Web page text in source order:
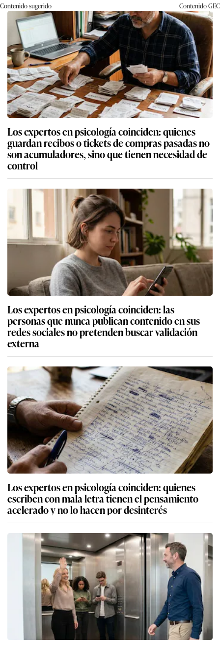
Contenido sugerido ContenidoGEC
Los expertos en psicología coinciden: quienes
guardan recibos o tickets de compras pasadas no
son acumuladores, sino que tienen necesidad de
control
Los expertos en psicología coinciden: las
personas que nunca publican contenido en sus
redes sociales no pretenden buscar validación
externa
Los expertos en psicología coinciden: quienes
escriben con mala letra tienen el pensamiento
acelerado y no lo hacen por desinterés